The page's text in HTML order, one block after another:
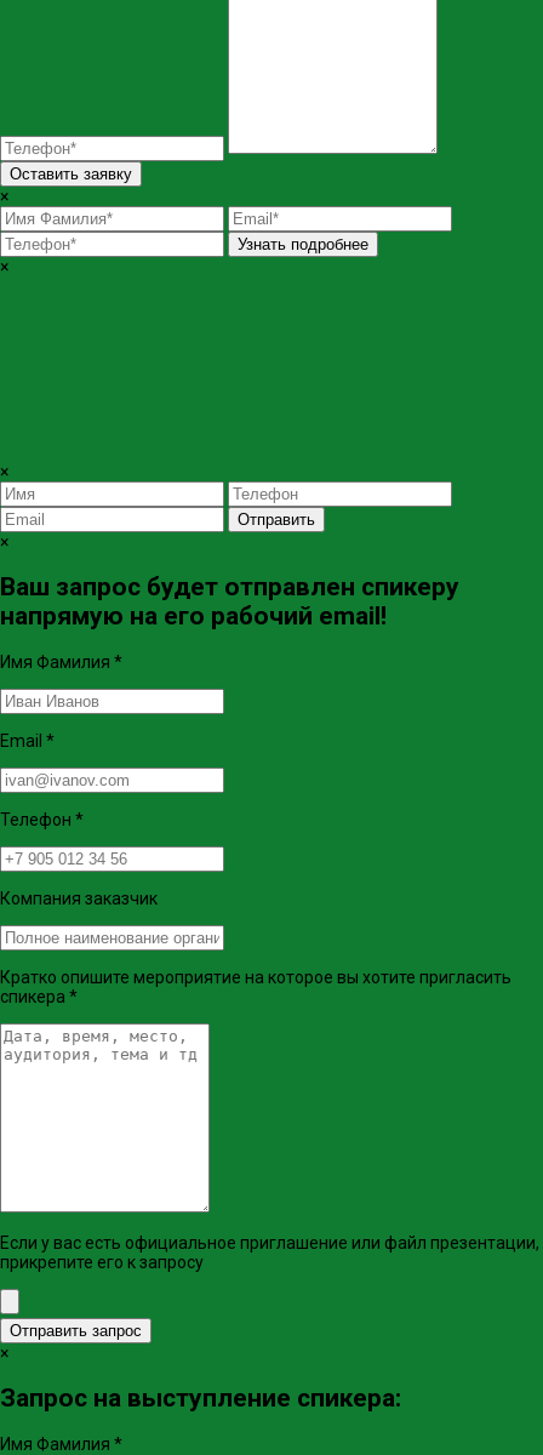
Оставить заявку
×
Узнать подробнее
×
×
Отправить
×
Ваш запрос будет отправлен спикеру
напрямую на его рабочий email!
Имя Фамилия *
Email *
Телефон *
Компания заказчик
Кратко опишите мероприятие на которое вы хотите пригласить
спикера *
Если у вас есть официальное приглашение или файл презентации,
прикрепите его к запросу
Отправить запрос
×
Запрос на выступление спикера:
Имя Фамилия *